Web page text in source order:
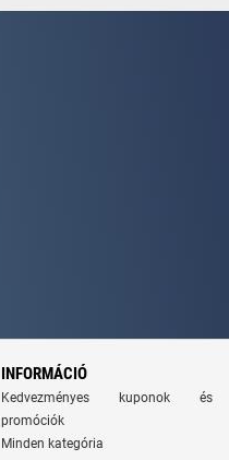
INFORMÁCIÓ
Kedvezményes kuponok és
promóciók
Minden kategória